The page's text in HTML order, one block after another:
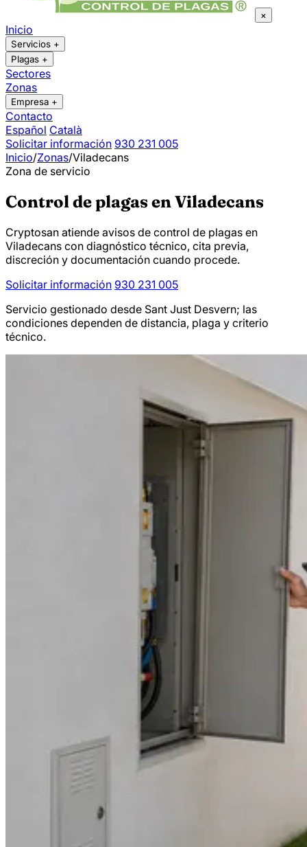
×
Inicio
Servicios +
Plagas +
Sectores
Zonas
Empresa +
Contacto
Español Català
Solicitar información 930 231 005
Inicio/Zonas/Viladecans
Zona de servicio
Control de plagas en Viladecans
Cryptosan atiende avisos de control de plagas en
Viladecans con diagnóstico técnico, cita previa,
discreción y documentación cuando procede.
Solicitar información 930 231 005
Servicio gestionado desde Sant Just Desvern; las
condiciones dependen de distancia, plaga y criterio
técnico.